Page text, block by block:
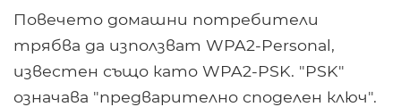
Повечето домашни потребители
трябва да използват WPA2-Personal,
известен също като WPA2-PSK. "PSK"
означава "предварително споделен ключ".